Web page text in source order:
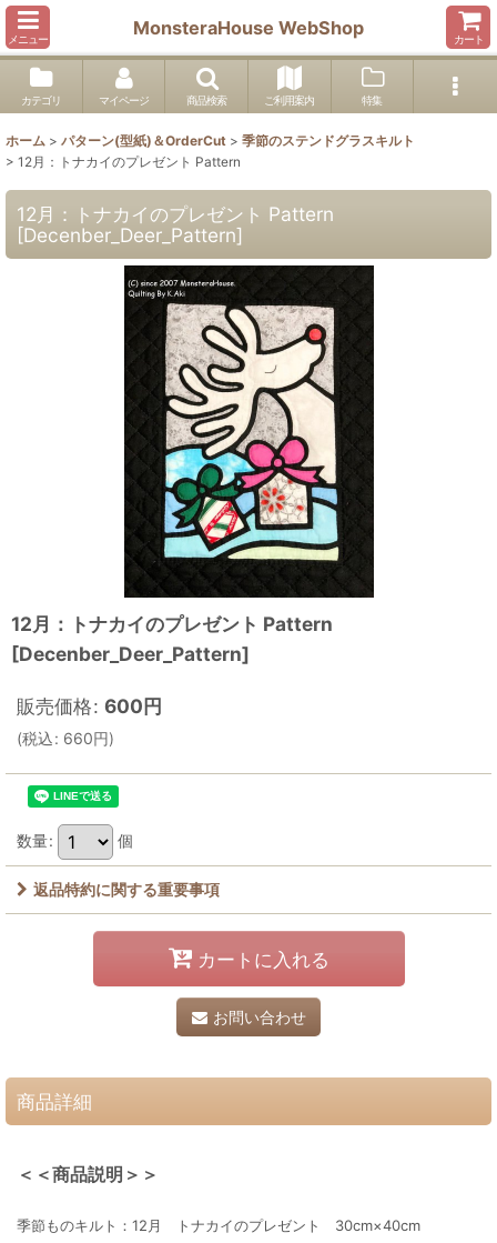
メニュー
MonsteraHouse WebShop
カート
カテゴリ マイページ 商品検索 ご利用案内 特集
ホーム > パターン(型紙)＆OrderCut > 季節のステンドグラスキルト
> 12月：トナカイのプレゼント Pattern
12月：トナカイのプレゼント Pattern
[Decenber_Deer_Pattern]
12月：トナカイのプレゼント Pattern
[Decenber_Deer_Pattern]
販売価格: 600円
(税込: 660円)
数量: 個
返品特約に関する重要事項
カートに入れる
お問い合わせ
商品詳細
＜＜商品説明＞＞
季節ものキルト：12月 トナカイのプレゼント 30cm×40cm